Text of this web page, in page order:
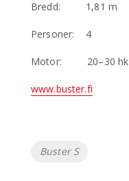
Bredd: 1,81 m
Personer: 4
Motor: 20–30 hk
www.buster.fi
Etiketter
Buster S